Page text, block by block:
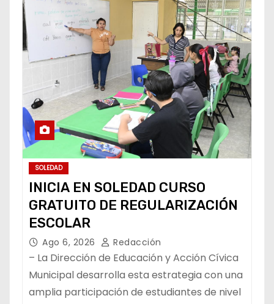
SOLEDAD
INICIA EN SOLEDAD CURSO
GRATUITO DE REGULARIZACIÓN
ESCOLAR
Ago 6, 2026 Redacción
– La Dirección de Educación y Acción Cívica
Municipal desarrolla esta estrategia con una
amplia participación de estudiantes de nivel